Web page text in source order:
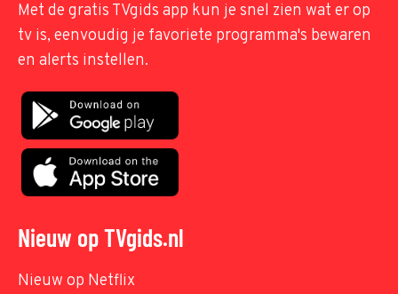
Met de gratis TVgids app kun je snel zien wat er op
tv is, eenvoudig je favoriete programma's bewaren
en alerts instellen.
Nieuw op TVgids.nl
Nieuw op Netflix